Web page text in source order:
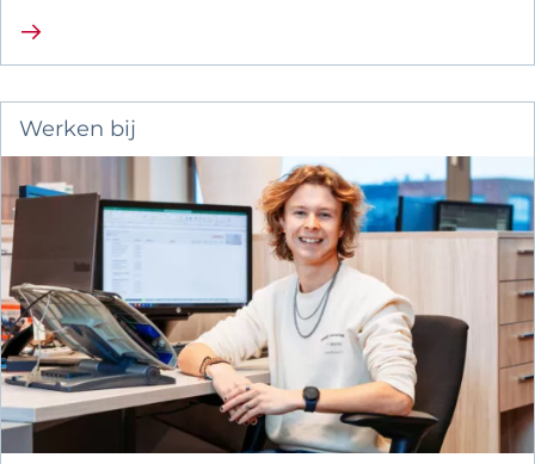
Lees verder
Werken bij